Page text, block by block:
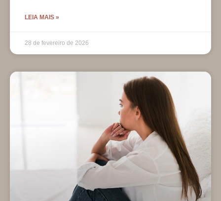
LEIA MAIS »
28 de fevereiro de 2026